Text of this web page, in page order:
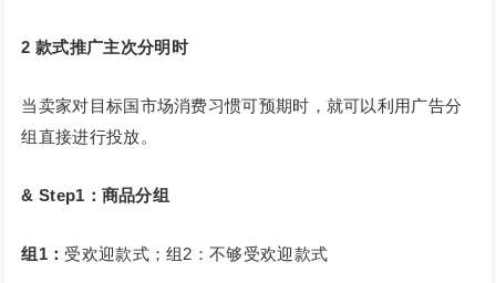
2 款式推广主次分明时
当卖家对目标国市场消费习惯可预期时，就可以利用广告分
组直接进行投放。
& Step1：商品分组
组1： 受欢迎款式；组2：不够受欢迎款式